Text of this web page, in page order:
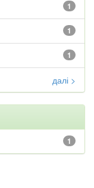
1
1
1
далі >
1